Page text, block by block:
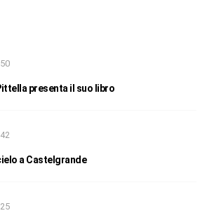
presenta il suo libro
a Castelgrande